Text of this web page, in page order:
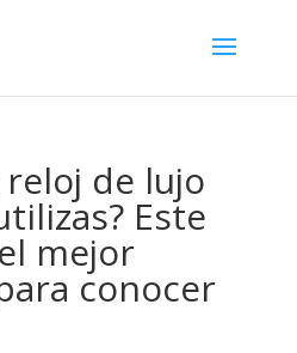
de lujo
Este
mejor
conocer